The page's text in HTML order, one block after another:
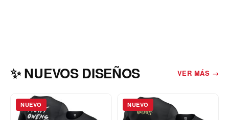
✨ NUEVOS DISEÑOS VER MÁS →
NUEVO NUEVO